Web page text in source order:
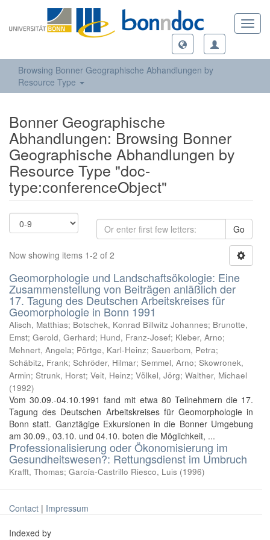
Browsing Bonner Geographische Abhandlungen by
Resource Type
Bonner Geographische
Abhandlungen: Browsing Bonner
Geographische Abhandlungen by
Resource Type "doc-
type:conferenceObject"
Go
Now showing items 1-2 of 2
Geomorphologie und Landschaftsökologie: Eine
Zusammenstellung von Beiträgen anläßlich der
17. Tagung des Deutschen Arbeitskreises für
Geomorphologie in Bonn 1991
Alisch, Matthias; Botschek, Konrad Billwitz Johannes; Brunotte,
Emst; Gerold, Gerhard; Hund, Franz-Josef; Kleber, Arno;
Mehnert, Angela; Pörtge, Karl-Heinz; Sauerbom, Petra;
Schäbitz, Frank; Schröder, Hilmar; Semmel, Arno; Skowronek,
Armin; Strunk, Horst; Veit, Heinz; Völkel, Jörg; Walther, Michael
(1992)
Vom 30.09.-04.10.1991 fand mit etwa 80 Teilnehmern die 17.
Tagung des Deutschen Arbeitskreises für Geomorphologie in
Bonn statt. Ganztägige Exkursionen in die Bonner Umgebung
am 30.09., 03.10. und 04.10. boten die Möglichkeit, ...
Professionalisierung oder Ökonomisierung im
Gesundheitswesen?: Rettungsdienst im Umbruch
Krafft, Thomas; García-Castrillo Riesco, Luis (1996)
Contact | Impressum
Indexed by